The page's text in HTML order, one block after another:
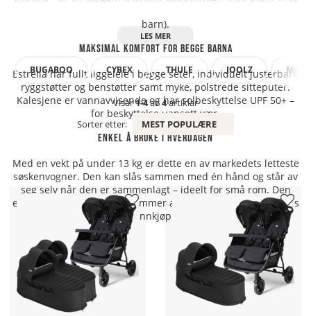
barn).
Maksimal komfort for begge barna
Estrella har fullt liggeleie i begge seter, individuelt justerbare
ryggstøtter og benstøtter samt myke, polstrede sitteputer.
Kalesjene er vannavvisende og har solbeskyttelse UPF 50+ –
for beskyttelse uansett vær.
Enkel å bruke i hverdagen
Med en vekt på under 13 kg er dette en av markedets letteste
søskenvogner. Den kan slås sammen med én hånd og står av
seg selv når den er sammenlagt – ideelt for små rom. Den
ekstra brede varekurven rommer alt fra stelleveske til dagens
innkjøp.
BUGABOO CYBEX THULE JOOLZ
Visar1-4av4artiklar
Sorter etter:
MEST POPULÆRE